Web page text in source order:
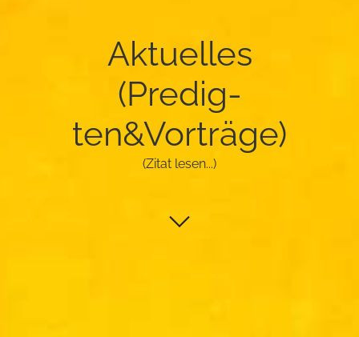
Ak­tu­el­les
(Pre­dig­
ten&Vorträge)
(Zitat lesen...)